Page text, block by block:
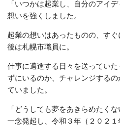
「いつかは起業し、自分のアイ
想いを強くしました。
起業の想いはあったものの、す
後は札幌市職員に。
仕事に邁進する日々を送ってい
ずにいるのか、チャレンジする
ていました。
「どうしても夢をあきらめたく
一念発起し、令和３年（２０２１